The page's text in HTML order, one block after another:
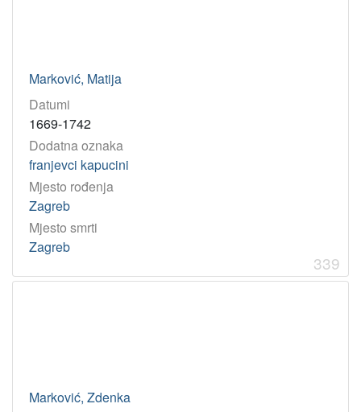
Marković, Matija
Datumi
1669-1742
Dodatna oznaka
franjevci kapucini
Mjesto rođenja
Zagreb
Mjesto smrti
Zagreb
339
Marković, Zdenka